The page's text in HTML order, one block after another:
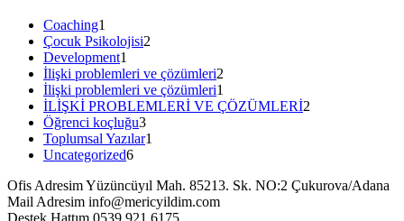
Coaching1
Çocuk Psikolojisi2
Development1
İlişki problemleri ve çözümleri2
İlişki problemleri ve çözümleri1
İLİŞKİ PROBLEMLERİ VE ÇÖZÜMLERİ2
Öğrenci koçluğu3
Toplumsal Yazılar1
Uncategorized6
Ofis AdresimYüzüncüyıl Mah. 85213. Sk. NO:2 Çukurova/Adana
Mail Adresim info@mericyildim.com
Destek Hattım 0539 921 6175